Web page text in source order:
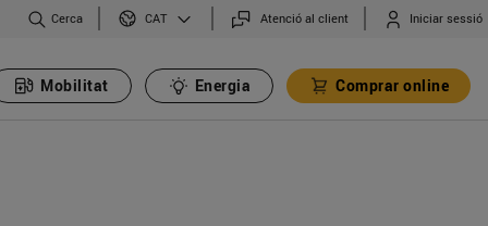
Cerca CAT Atenció al client Iniciar sessió
Mobilitat Energia Comprar online